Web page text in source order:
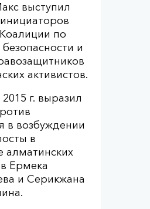
выступил
по
и
активистов.
г. выразил
в возбуждении
в
алматинских
Ермека
и Серикжана